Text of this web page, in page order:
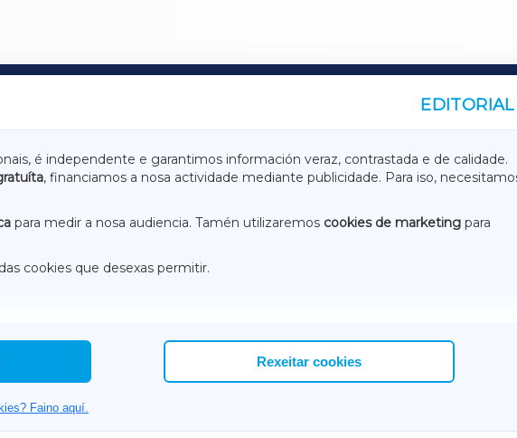
é independente e garantimos información veraz, contrastada e de calidade.
, financiamos a nosa actividade mediante publicidade. Para iso,
para medir a nosa audiencia. Tamén utilizaremos cookies de marketing para
cookies que desexas permitir.
Rexeitar cookies
Faino aquí.
LUGOXA TERRACHAXA
RIBEIRASACRAXA ACORUÑAXA
HEMEROTECA